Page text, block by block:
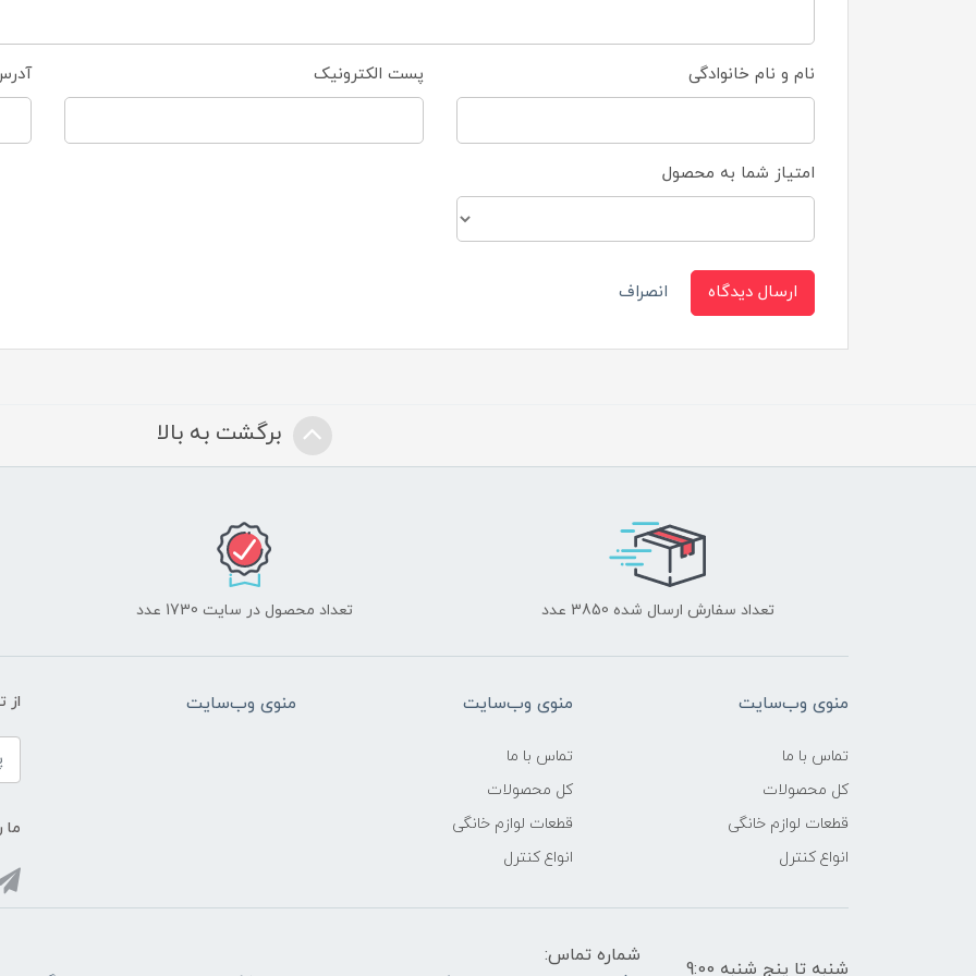
نام و نام خانوادگی پست الکترونیک
امتیاز شما به محصول
ارسال دیدگاه انصراف
برگشت به بالا
تعداد سفارش ارسال شده 3850 عدد تعداد محصول در سایت 1730 عدد
منوی وب‌سایت
تماس با ما
کل محصولات
قطعات لوازم خانگی
انواع کنترل
منوی وب‌سایت
تماس با ما
کل محصولات
قطعات لوازم خانگی
انواع کنترل
منوی وب‌سایت از
ما
شنبه تا پنج شنبه 9:00
شماره تماس: